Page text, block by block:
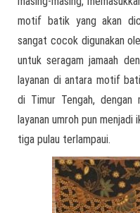
motif batik yang akan
sangat cocok digunakan
untuk seragam jamaah
layanan di antara motif
di Timur Tengah, dengan
layanan umroh pun menjadi
tiga pulau terlampaui.